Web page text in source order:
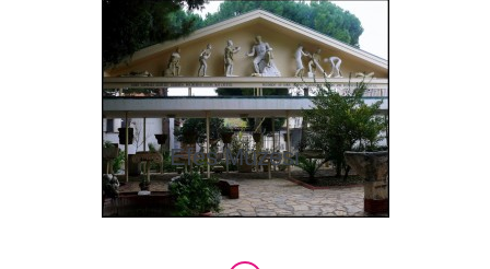
Efes Müzesi